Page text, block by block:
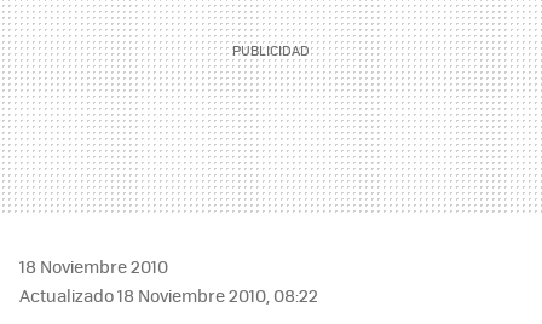
18 Noviembre 2010
Actualizado 18 Noviembre 2010, 08:22